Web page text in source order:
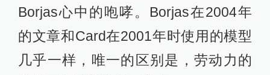
Borjas心中的咆哮。Borjas在2004年
的文章和Card在2001年时使用的模型
几乎一样，唯一的区别是，劳动力的